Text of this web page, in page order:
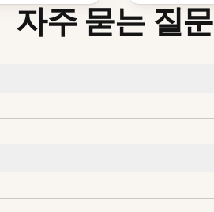
자주 묻는 질문